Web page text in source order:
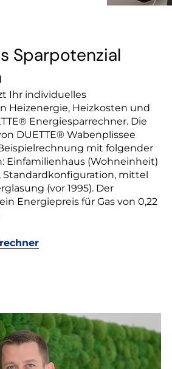
Sparpotenzial
Ihr individuelles
Heizenergie, Heizkosten und
Energiesparrechner. Die
DUETTE® Wabenplissee
mit folgender
Einfamilienhaus (Wohneinheit)
Standardkonfiguration, mittel
(vor 1995). Der
Energiepreis für Gas von 0,22